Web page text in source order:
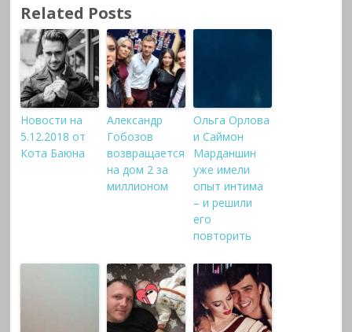
Related Posts
Новости на
5.12.2018 от
Кота Баюна
Александр
Гобозов
возвращается
на дом 2 за
миллионом
Ольга Орлова
и Саймон
Марданшин
уже имели
опыт интима
– и решили
его
повторить